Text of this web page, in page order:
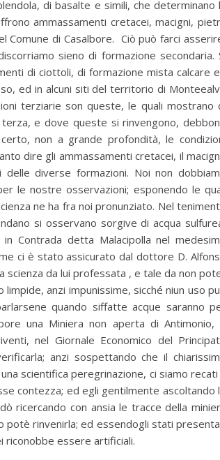
di basalte e simili, che determinano
ammassamenti cretacei, macigni,
di Casalbore. Ciò può farci
sieno di formazione secondaria.
di ciottoli, di formazione mista calcare
ed in alcuni siti del territorio di
terziarie son queste, le quali mostrano
e dove queste si rinvengono,
non a grande profondità, le
dire gli ammassamenti cretacei, il
diverse formazioni. Noi non
le nostre osservazioni; esponendo le
ne ha fra noi pronunziato. Nel
si osservano sorgive di acqua
Contrada detta Malacipolla nel
ci è stato assicurato dal dottore D.
scienza da lui professata , e tale da non
anzi impunissime, sicché niun uso
quando siffatte acque saranno
una Miniera non aperta di Antimonio,
nel Giornale Economico del
anzi sospettando che il
scientifica peregrinazione, ci siamo recati
contezza; ed egli gentilmente ascoltando
ricercando con ansia le tracce della
potè rinvenirla; ed essendogli stati
riconobbe essere artificiali.